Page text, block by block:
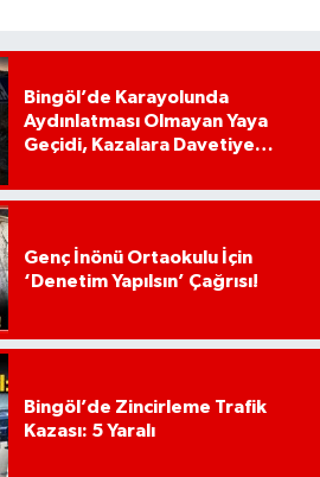
Bingöl’de Karayolunda
Aydınlatması Olmayan Yaya
Geçidi, Kazalara Davetiye
Genç İnönü Ortaokulu İçin
‘Denetim Yapılsın’ Çağrısı!
Bingöl’de Zincirleme Trafik
Kazası: 5 Yaralı